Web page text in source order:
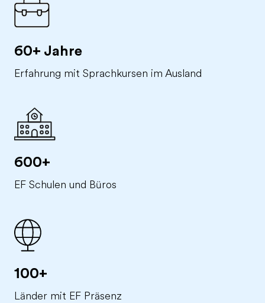
60+ Jahre
Erfahrung mit Sprachkursen im Ausland
600+
EF Schulen und Büros
100+
Länder mit EF Präsenz